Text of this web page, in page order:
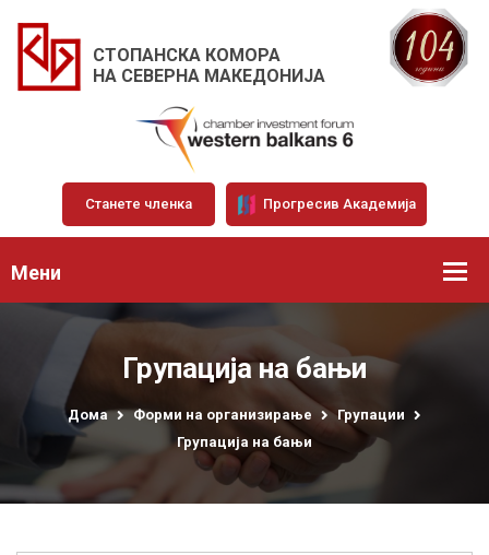
СТОПАНСКА КОМОРА
НА СЕВЕРНА МАКЕДОНИЈА
Станете членка Прогресив Академија
Мени
Групација на бањи
Дома Форми на организирање
Групации
Групација на бањи